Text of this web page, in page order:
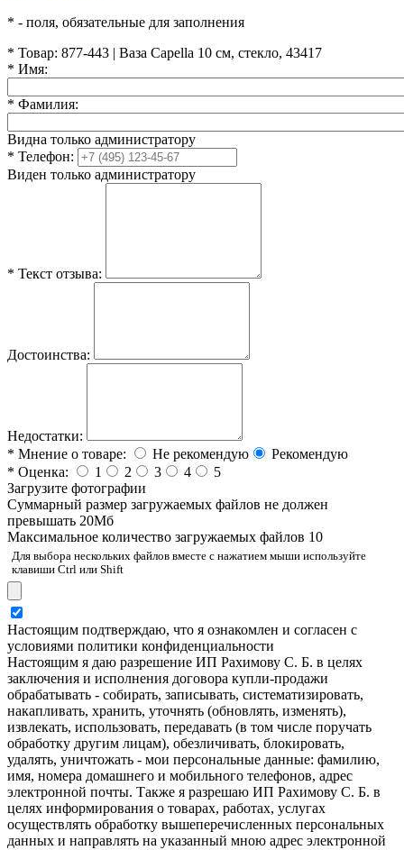
* - поля, обязательные для заполнения
* Товар: 877-443 | Ваза Capella 10 см, стекло, 43417
* Имя:
* Фамилия:
Видна только администратору
* Телефон:
Виден только администратору
* Текст отзыва:
Достоинства:
Недостатки:
* Мнение о товаре: Не рекомендую
Рекомендую
* Оценка: 1 2 3 4
5
Загрузите фотографии
Cуммарный размер загружаемых файлов не должен
превышать 20Мб
Максимальное количество загружаемых файлов 10
Для выбора нескольких файлов вместе с нажатием мыши используйте
клавиши Ctrl или Shift
Настоящим подтверждаю, что я ознакомлен и согласен с
условиями политики конфиденциальности
Настоящим я даю разрешение ИП Рахимову С. Б. в целях
заключения и исполнения договора купли-продажи
обрабатывать - собирать, записывать, систематизировать,
накапливать, хранить, уточнять (обновлять, изменять),
извлекать, использовать, передавать (в том числе поручать
обработку другим лицам), обезличивать, блокировать,
удалять, уничтожать - мои персональные данные: фамилию,
имя, номера домашнего и мобильного телефонов, адрес
электронной почты. Также я разрешаю ИП Рахимову С. Б. в
целях информирования о товарах, работах, услугах
осуществлять обработку вышеперечисленных персональных
данных и направлять на указанный мною адрес электронной